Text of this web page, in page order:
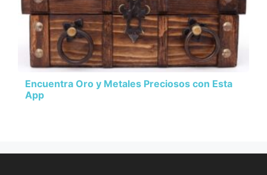
Encuentra Oro y Metales Preciosos con Esta
App